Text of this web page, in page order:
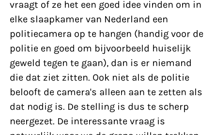
vraagt of ze het een goed idee vinden om in
elke slaapkamer van Nederland een
politiecamera op te hangen (handig voor de
politie en goed om bijvoorbeeld huiselijk
geweld tegen te gaan), dan is er niemand
die dat ziet zitten. Ook niet als de politie
belooft de camera's alleen aan te zetten als
dat nodig is. De stelling is dus te scherp
neergezet. De interessante vraag is